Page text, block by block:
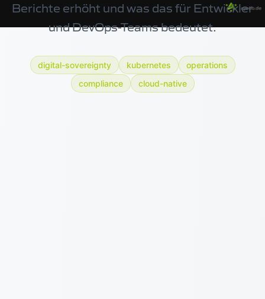
Berichte erhöht und was das für Entwickler
und DevOps-Teams bedeutet.
digital-sovereignty kubernetes
operations
compliance
cloud-native